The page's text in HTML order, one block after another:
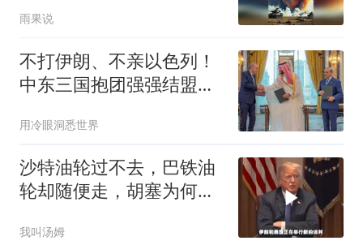
雨果说
不打伊朗、不亲以色列！
中东三国抱团强强结盟，
用冷眼洞悉世界
沙特油轮过不去，巴铁油
轮却随便走，胡塞为何不
我叫汤姆